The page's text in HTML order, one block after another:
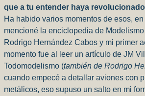
que a tu entender haya
Ha habido varios momentos de esos,
mencioné la enciclopedia de
Rodrigo Hernández Cabos y mi primer
momento fue al leer un artículo de JM
Todomodelismo (también de Rodrigo
cuando empecé a detallar aviones con
metálicos, eso supuso un salto en mi